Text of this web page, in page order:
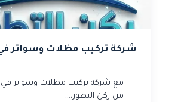
شركة تركيب مظلات وسواتر
مع شركة تركيب مظلات وسواتر في
من ركن التطور،…